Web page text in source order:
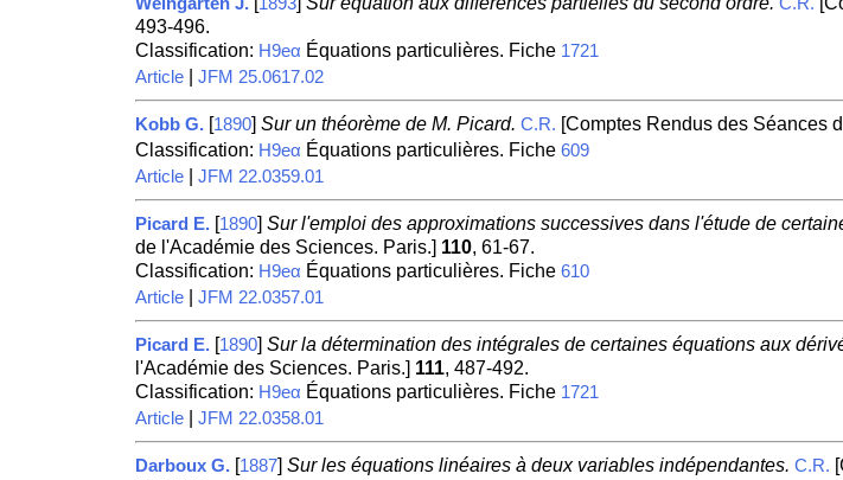
493-496.
Classification: H9eα Équations particulières. Fiche 1721
Article| JFM 25.0617.02
Kobb G. [1890] Sur un théorème de M. Picard. C.R. [Comptes Rendus des Séances
Classification: H9eα Équations particulières. Fiche 609
Article| JFM 22.0359.01
Picard E. [1890] Sur l'emploi des approximations successives dans l'étude de
de l'Académie des Sciences. Paris.] 110, 61-67.
Classification: H9eα Équations particulières. Fiche 610
Article| JFM 22.0357.01
Picard E. [1890] Sur la détermination des intégrales de certaines équations aux
l'Académie des Sciences. Paris.] 111, 487-492.
Classification: H9eα Équations particulières. Fiche 1721
Article| JFM 22.0358.01
Darboux G. [1887] Sur les équations linéaires à deux variables indépendantes. C.R.